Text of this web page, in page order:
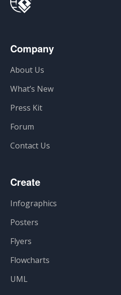
Company
About Us
What’s New
Press Kit
Forum
Contact Us
Create
Infographics
Posters
Flyers
Flowcharts
UML